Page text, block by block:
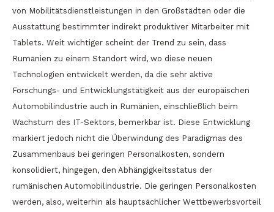
von Mobilitätsdienstleistungen in den Großstädten oder die
Ausstattung bestimmter indirekt produktiver Mitarbeiter mit
Tablets. Weit wichtiger scheint der Trend zu sein, dass
Rumänien zu einem Standort wird, wo diese neuen
Technologien entwickelt werden, da die sehr aktive
Forschungs- und Entwicklungstätigkeit aus der europäischen
Automobilindustrie auch in Rumänien, einschließlich beim
Wachstum des IT-Sektors, bemerkbar ist. Diese Entwicklung
markiert jedoch nicht die Überwindung des Paradigmas des
Zusammenbaus bei geringen Personalkosten, sondern
konsolidiert, hingegen, den Abhängigkeitsstatus der
rumänischen Automobilindustrie. Die geringen Personalkosten
werden, also, weiterhin als hauptsächlicher Wettbewerbsvorteil